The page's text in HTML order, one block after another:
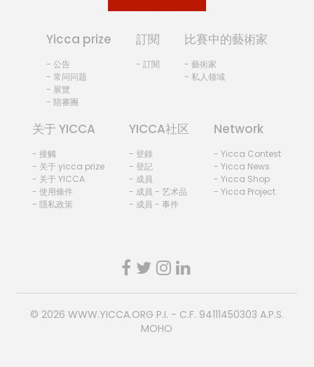
Yicca prize
- 公告
- 常问问题
- 展覽
- 陪審團
訂閱
- 訂閱
比賽中的藝術家
- 藝術家
- 私人领域
关于 YICCA
- 接觸
- 关于 yicca prize
- 关于 YICCA
- 使用條件
- 隱私政策
YICCA社区
- 登錄
- 登記
- 成員
- 成員 - 艺术品
- 成員 - 事件
Network
- Yicca Contest
- Yicca News
- Yicca Shop
- Yicca Project
© 2026 WWW.YICCA.ORG P.I. - C.F. 94111450303 A.P.S.
MOHO